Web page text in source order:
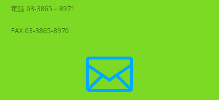
電話 03-3865－8971
FAX 03-3865-8970
